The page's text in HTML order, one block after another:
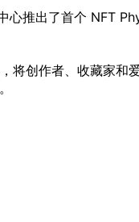
推出了首个 NFT
将创作者、收藏家